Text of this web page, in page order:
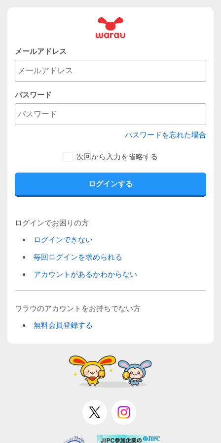
メールアドレス
パスワード
パスワードを忘れた場合
次回から入力を省略する
ログインでお困りの方
ログインできない
毎回ログインを求められる
アカウントがあるかわからない
ワラウのアカウントをお持ちでない方
無料会員登録する